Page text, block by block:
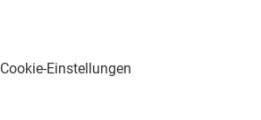
Cookie-Einstellungen